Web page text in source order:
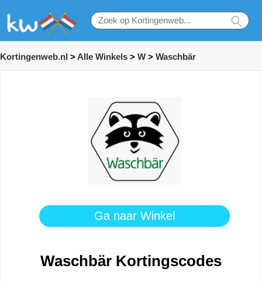
Kortingenweb.nl > Alle Winkels > W > Waschbär
Ga naar Winkel
Waschbär Kortingscodes